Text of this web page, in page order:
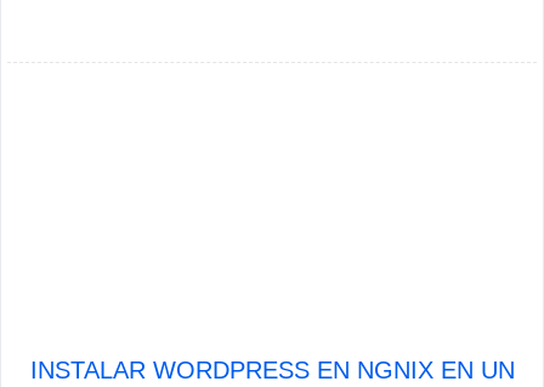
INSTALAR WORDPRESS EN NGNIX EN UN